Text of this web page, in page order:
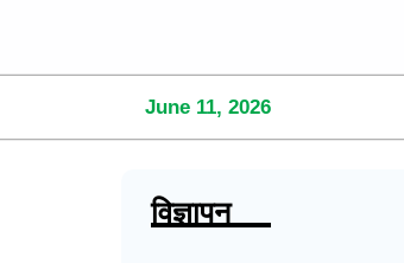
June 11, 2026
विज्ञापन